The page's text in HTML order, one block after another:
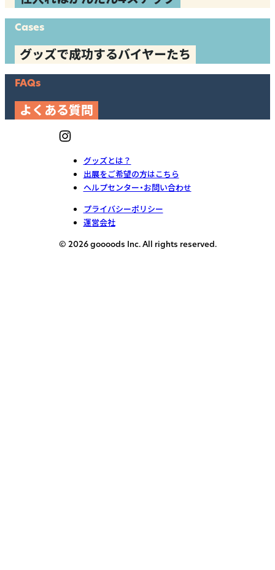
Cases
グッズで成功するバイヤーたち
FAQs
よくある質問
グッズとは？
出展をご希望の方はこちら
ヘルプセンター・お問い合わせ
プライバシーポリシー
運営会社
© 2026 goooods Inc. All rights reserved.